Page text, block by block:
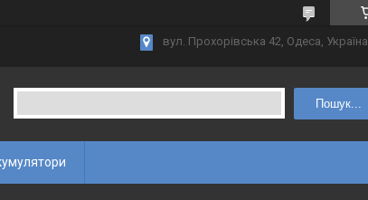
вул. Прохорівська 42, Одеса, Україна
Пошук...